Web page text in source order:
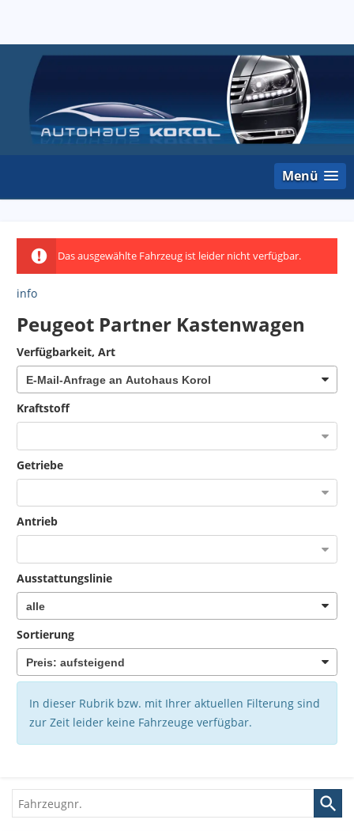
Menü
Das ausgewählte Fahrzeug ist leider nicht verfügbar.
info
Peugeot Partner Kastenwagen
Verfügbarkeit, Art
Kraftstoff
Getriebe
Antrieb
Ausstattungslinie
Sortierung
In dieser Rubrik bzw. mit Ihrer aktuellen Filterung sind
zur Zeit leider keine Fahrzeuge verfügbar.
Fahrzeugnr.